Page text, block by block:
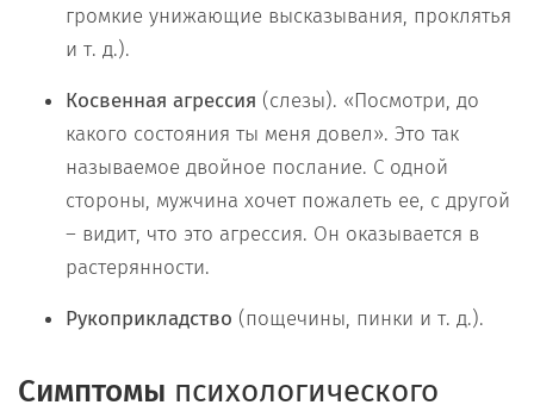
громкие унижающие высказывания, проклятья
и т. д.).
Косвенная агрессия (слезы). «Посмотри, до
какого состояния ты меня довел». Это так
называемое двойное послание. С одной
стороны, мужчина хочет пожалеть ее, с другой
– видит, что это агрессия. Он оказывается в
растерянности.
Рукоприкладство (пощечины, пинки и т. д.).
Симптомы психологического